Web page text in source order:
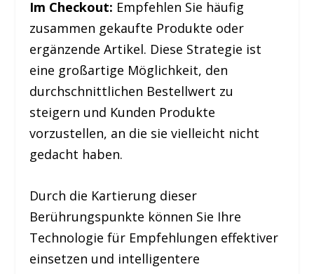
Im Checkout: Empfehlen Sie häufig
zusammen gekaufte Produkte oder
ergänzende Artikel. Diese Strategie ist
eine großartige Möglichkeit, den
durchschnittlichen Bestellwert zu
steigern und Kunden Produkte
vorzustellen, an die sie vielleicht nicht
gedacht haben.
Durch die Kartierung dieser
Berührungspunkte können Sie Ihre
Technologie für Empfehlungen effektiver
einsetzen und intelligentere